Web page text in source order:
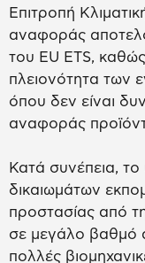
Επιτροπή
αναφοράς
του EU ETS,
πλειονότητα των
όπου δεν είναι
αναφοράς
Κατά συνέπεια,
δικαιωμάτων
προστασίας από
σε μεγάλο βαθμό
πολλές